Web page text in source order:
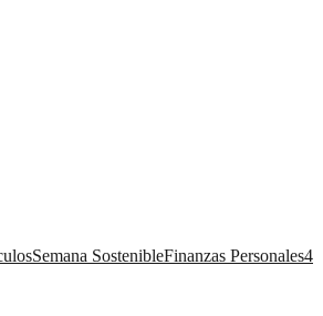
Semana SostenibleFinanzas Personales4